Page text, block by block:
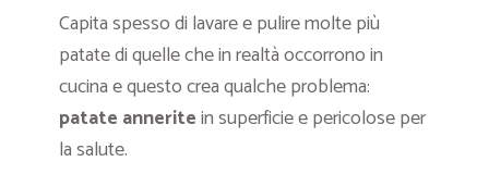
Capita spesso di lavare e pulire molte più
patate di quelle che in realtà occorrono in
cucina e questo crea qualche problema:
patate anneritein superficie e pericolose per
la salute.